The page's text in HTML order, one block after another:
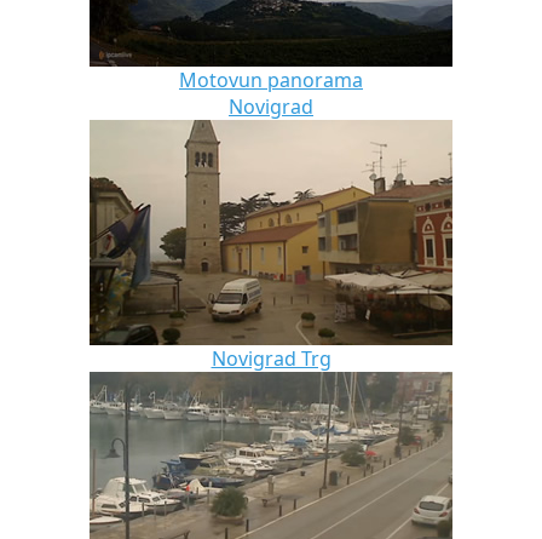
Motovun panorama
Novigrad
Novigrad Trg